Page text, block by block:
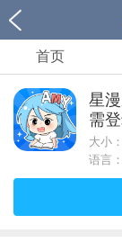
首页
星
需
大小：
语言